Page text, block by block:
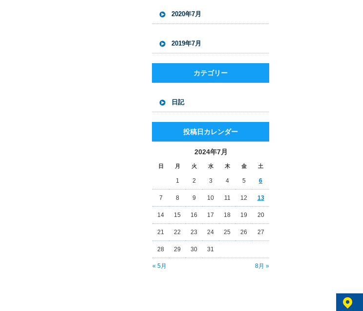
2020年7月
2019年7月
カテゴリー
日記
投稿日カレンダー
2024年7月
日 月 火 水 木 金 土
« 5月 8月 »
1 2 3 4 5 6
7 8 9 10 11 12 13
14 15 16 17 18 19 20
21 22 23 24 25 26 27
28 29 30 31